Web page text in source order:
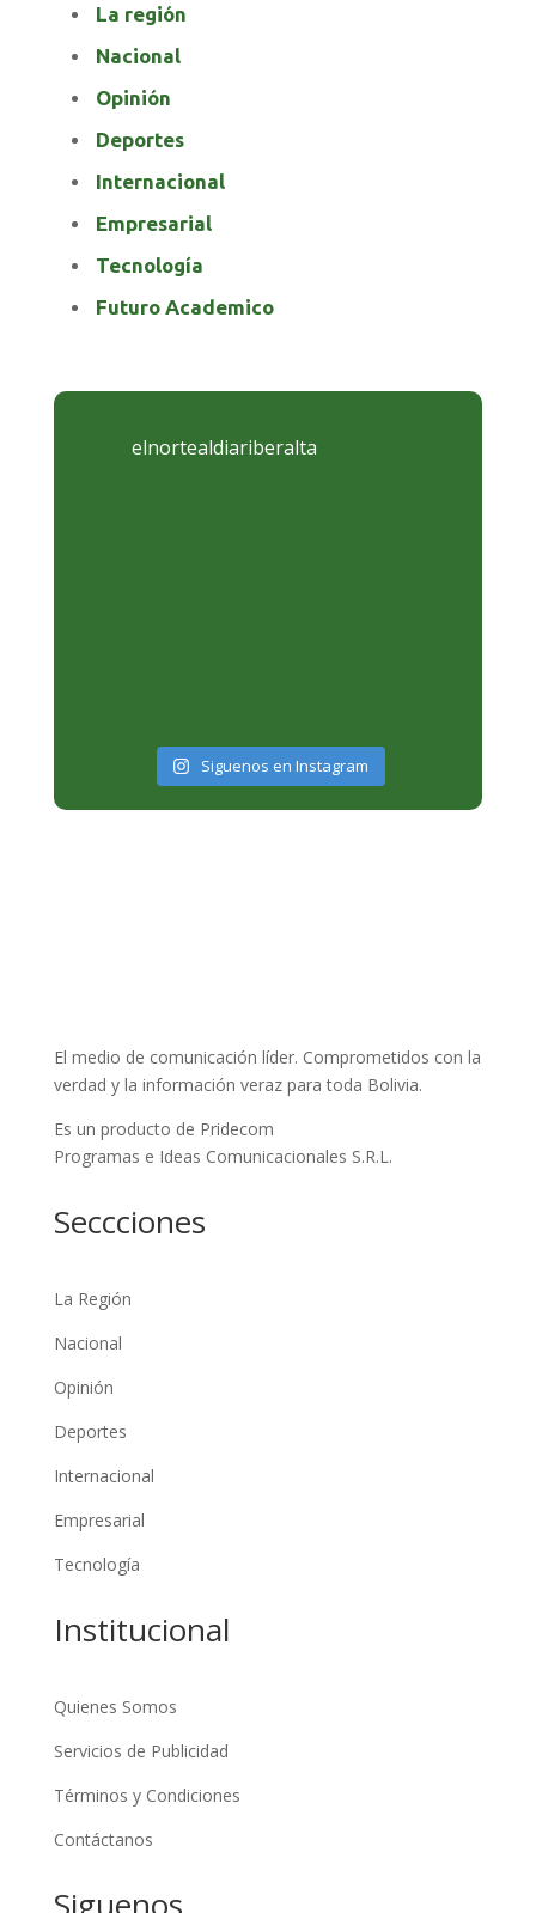
La región
Nacional
Opinión
Deportes
Internacional
Empresarial
Tecnología
Futuro Academico
elnortealdiariberalta
Siguenos en Instagram
El medio de comunicación líder. Comprometidos con la
verdad y la información veraz para toda Bolivia.
Es un producto de Pridecom
Programas e Ideas Comunicacionales S.R.L.
Seccciones
La Región
Nacional
Opinión
Deportes
Internacional
Empresarial
Tecnología
Institucional
Quienes Somos
Servicios de Publicidad
Términos y Condiciones
Contáctanos